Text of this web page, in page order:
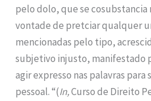
pelo dolo, que se cosubstancia
vontade de pretciar qualquer
mencionadas pelo tipo,
subjetivo injusto, manifestado
agir expresso nas palavras
pessoal. “(In,Curso de Direito